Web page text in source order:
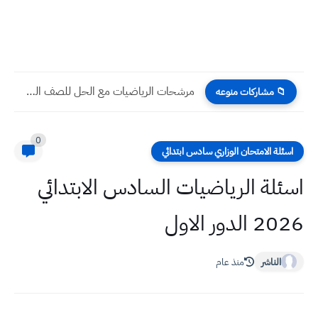
📁 مشاركات منوعه نماذج أسئلة مادة العلوم نهاية السنة 2022 الخامس الابتدائي
اسئلة الامتحان الوزاري سادس ابتدائي
0
اسئلة الرياضيات السادس الابتدائي
2026 الدور الاول
الناشر منذ عام